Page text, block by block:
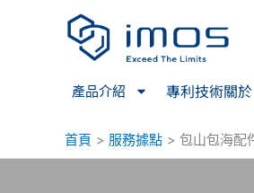
產品介紹 專利技術關
首頁 服務據點 包山包海配